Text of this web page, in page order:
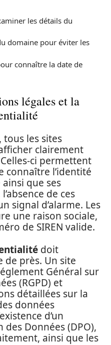
les détails du
domaine pour éviter les
connaître la date de
légales et la
tous les sites
clairement
ci permettent
connaître l’identité
que ses
de ces
signal d’alarme. Les
une raison sociale,
de SIREN valide.
doit
de près. Un site
Général sur
(RGPD) et
détaillées sur la
données
d’un
Données (DPO),
ainsi que les